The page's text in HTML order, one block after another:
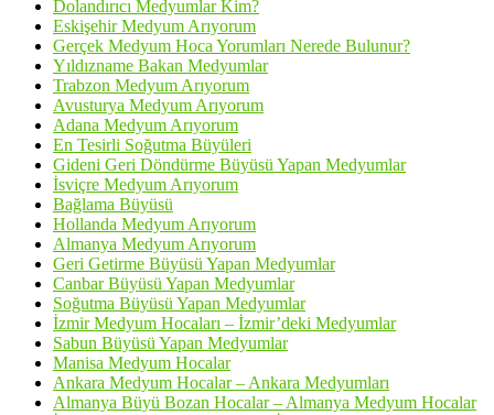
Dolandırıcı Medyumlar Kim?
Eskişehir Medyum Arıyorum
Gerçek Medyum Hoca Yorumları Nerede Bulunur?
Yıldızname Bakan Medyumlar
Trabzon Medyum Arıyorum
Avusturya Medyum Arıyorum
Adana Medyum Arıyorum
En Tesirli Soğutma Büyüleri
Gideni Geri Döndürme Büyüsü Yapan Medyumlar
İsviçre Medyum Arıyorum
Bağlama Büyüsü
Hollanda Medyum Arıyorum
Almanya Medyum Arıyorum
Geri Getirme Büyüsü Yapan Medyumlar
Canbar Büyüsü Yapan Medyumlar
Soğutma Büyüsü Yapan Medyumlar
İzmir Medyum Hocaları – İzmir’deki Medyumlar
Sabun Büyüsü Yapan Medyumlar
Manisa Medyum Hocalar
Ankara Medyum Hocalar – Ankara Medyumları
Almanya Büyü Bozan Hocalar – Almanya Medyum Hocalar